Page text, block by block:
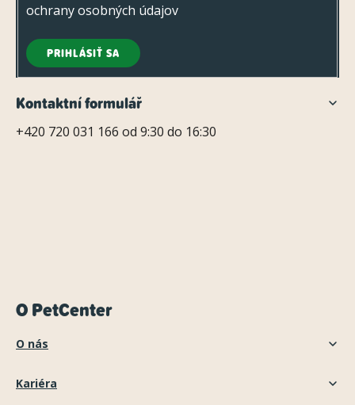
ochrany osobných údajov
PRIHLÁSIŤ SA
Kontaktní formulář
+420 720 031 166 od 9:30 do 16:30
O PetCenter
O nás
Kariéra